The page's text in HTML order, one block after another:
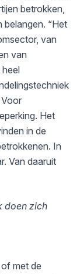
betrokken,
belangen. “Het
van
van
Het
in de
In
Van daaruit
doen zich
met de